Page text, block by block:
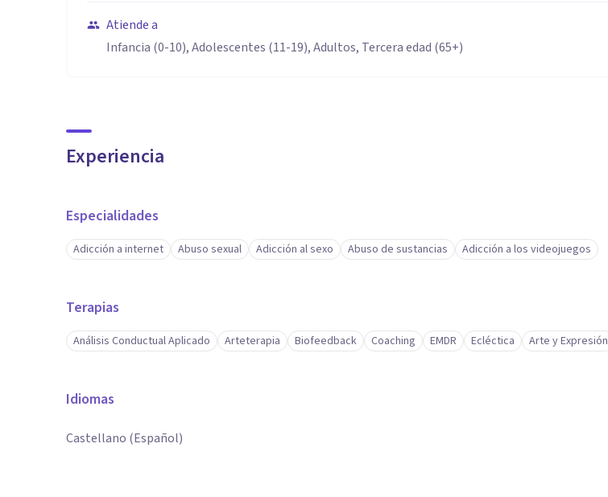
Atiende a
Infancia (0-10), Adolescentes (11-19), Adultos, Tercera edad (65+)
Experiencia
Especialidades
Adicción a internet Abuso sexual Adicción al sexo Abuso de sustancias Adicción a los videojuegos
Terapias
Análisis Conductual Aplicado Arteterapia Biofeedback Coaching EMDR Ecléctica Arte y Expresión
Idiomas
Castellano (Español)